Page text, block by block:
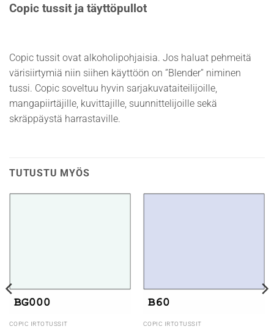
Copic tussit ja täyttöpullot
Copic tussit ovat alkoholipohjaisia. Jos haluat pehmeitä
värisiirtymiä niin siihen käyttöön on ”Blender” niminen
tussi. Copic soveltuu hyvin sarjakuvataiteilijoille,
mangapiirtäjille, kuvittajille, suunnittelijoille sekä
skräppäystä harrastaville.
TUTUSTU MYÖS
COPIC IRTOTUSSIT COPIC IRTOTUSSIT